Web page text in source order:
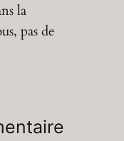
la
pas de